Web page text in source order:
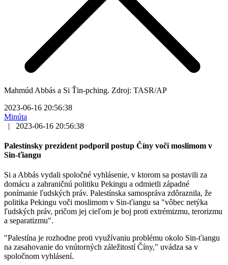
Mahmúd Abbás a Si Ťin-pching. Zdroj: TASR/AP
2023-06-16 20:56:38
Minúta
|
2023-06-16 20:56:38
Palestínsky prezident podporil postup Číny voči moslimom v
Sin-ťiangu
Si a Abbás vydali spoločné vyhlásenie, v ktorom sa postavili za
domácu a zahraničnú politiku Pekingu a odmietli západné
ponímanie ľudských práv. Palestínska samospráva zdôraznila, že
politika Pekingu voči moslimom v Sin-ťiangu sa "vôbec netýka
ľudských práv, pričom jej cieľom je boj proti extrémizmu, terorizmu
a separatizmu".
"Palestína je rozhodne proti využívaniu problému okolo Sin-ťiangu
na zasahovanie do vnútorných záležitostí Číny," uvádza sa v
spoločnom vyhlásení.